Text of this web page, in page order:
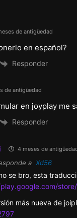
de antigüedad
en español?
Responder
de antigüedad
en joyplay me
Responder
4 meses de
a Xd56
se bro, esta
más nueva de